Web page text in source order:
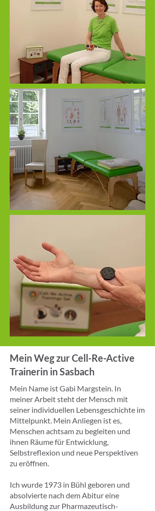
Mein Weg zur Cell-Re-Active
Trainerin in Sasbach
Mein Name ist Gabi Margstein. In
meiner Arbeit steht der Mensch mit
seiner individuellen Lebensgeschichte im
Mittelpunkt. Mein Anliegen ist es,
Menschen achtsam zu begleiten und
ihnen Räume für Entwicklung,
Selbstreflexion und neue Perspektiven
zu eröffnen.
Ich wurde 1973 in Bühl geboren und
absolvierte nach dem Abitur eine
Ausbildung zur Pharmazeutisch-